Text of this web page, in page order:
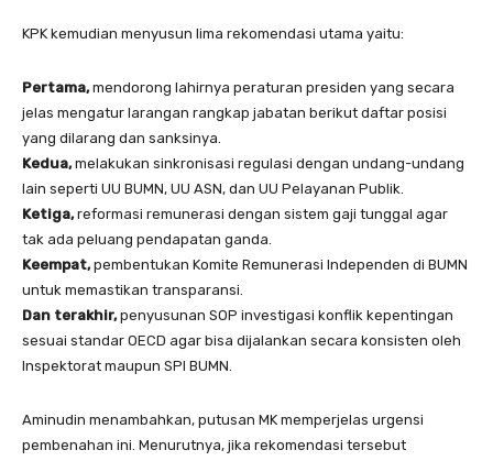
KPK kemudian menyusun lima rekomendasi utama yaitu:
Pertama,mendorong lahirnya peraturan presiden yang secara
jelas mengatur larangan rangkap jabatan berikut daftar posisi
yang dilarang dan sanksinya.
Kedua,melakukan sinkronisasi regulasi dengan undang-undang
lain seperti UU BUMN, UU ASN, dan UU Pelayanan Publik.
Ketiga,reformasi remunerasi dengan sistem gaji tunggal agar
tak ada peluang pendapatan ganda.
Keempat,pembentukan Komite Remunerasi Independen di BUMN
untuk memastikan transparansi.
Dan terakhir,penyusunan SOP investigasi konflik kepentingan
sesuai standar OECD agar bisa dijalankan secara konsisten oleh
Inspektorat maupun SPI BUMN.
Aminudin menambahkan, putusan MK memperjelas urgensi
pembenahan ini. Menurutnya, jika rekomendasi tersebut